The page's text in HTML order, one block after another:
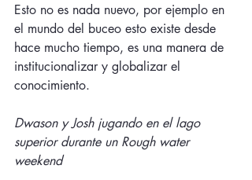
Esto no es nada nuevo, por ejemplo en
el mundo del buceo esto existe desde
hace mucho tiempo, es una manera de
institucionalizar y globalizar el
conocimiento.
Dwason y Josh jugando en el lago
superior durante un Rough water
weekend